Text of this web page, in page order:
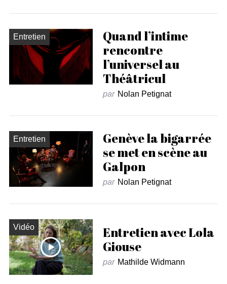
Entretien
Quand l’intime
rencontre
l’universel au
Théâtricul
par Nolan Petignat
Entretien
Genève la bigarrée
se met en scène au
Galpon
par Nolan Petignat
Vidéo
Entretien avec Lola
Giouse
par Mathilde Widmann